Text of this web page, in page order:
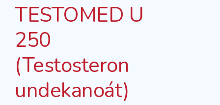
TESTOMED U
250
(Testosteron
undekanoát)